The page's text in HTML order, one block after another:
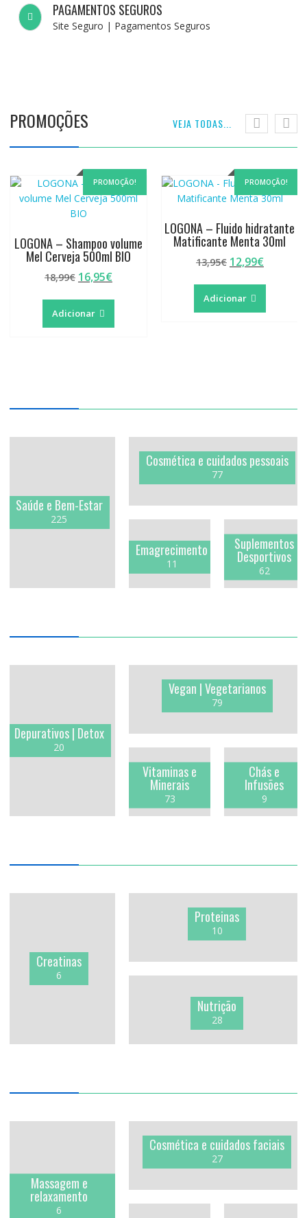
PAGAMENTOS SEGUROS
Site Seguro | Pagamentos Seguros
PROMOÇÕES VEJA TODAS...
PROMOÇÃO!
LOGONA – Shampoo volume
Mel Cerveja 500ml BIO
18,99€ 16,95€
Adicionar
PROMOÇÃO!
LOGONA – Fluido hidratante
Matificante Menta 30ml
13,95€ 12,99€
Adicionar
Saúde e Bem-Estar
225
Cosmética e cuidados pessoais
77
Emagrecimento
11
Suplementos
Desportivos
62
Depurativos | Detox
20
Vegan | Vegetarianos
79
Vitaminas e
Minerais
73
Chás e
Infusões
9
Creatinas
6
Proteinas
10
Nutrição
28
Massagem e
relaxamento
6
Cosmética e cuidados faciais
27